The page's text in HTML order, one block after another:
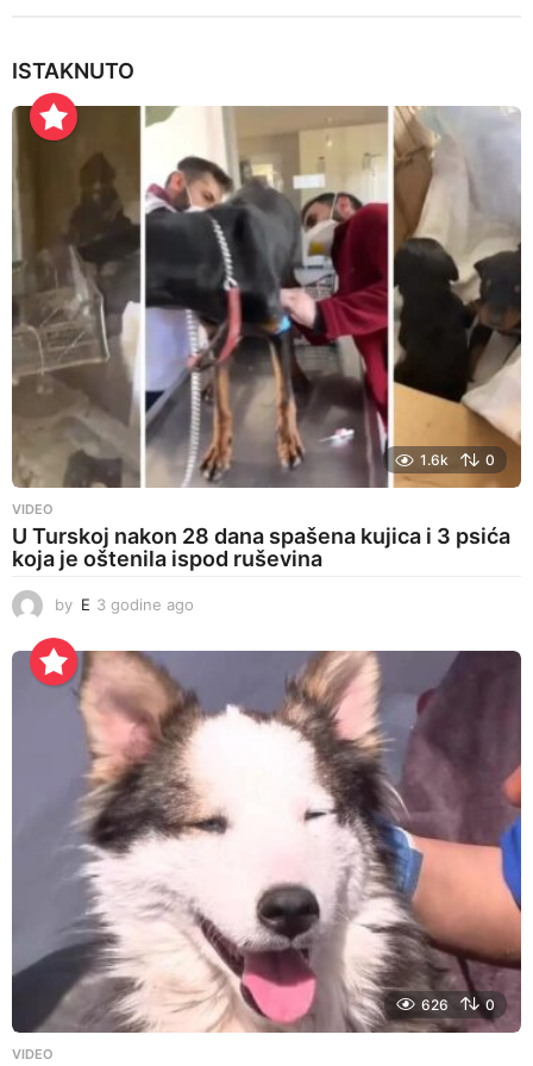
ISTAKNUTO
1.6k 0
VIDEO
U Turskoj nakon 28 dana spašena kujica i 3 psića
koja je oštenila ispod ruševina
by E 3 godine ago
o
i
n
e
o
626 0
VIDEO